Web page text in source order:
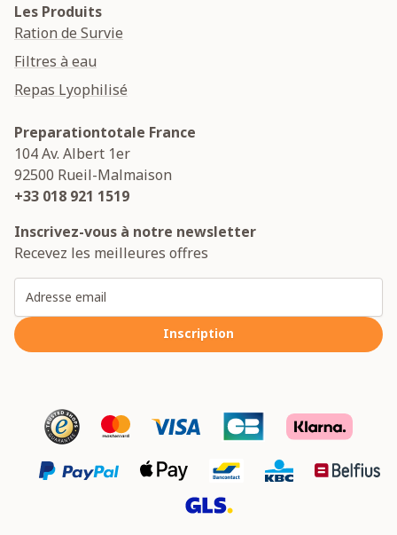
Les Produits
Ration de Survie
Filtres à eau
Repas Lyophilisé
Preparationtotale France
104 Av. Albert 1er
92500 Rueil-Malmaison
+33 018 921 1519
Inscrivez-vous à notre newsletter
Recevez les meilleures offres
Inscription